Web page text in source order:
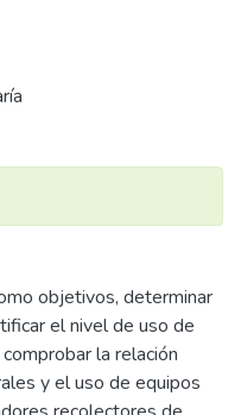
objetivos, determinar
el nivel de uso de
la relación
y el uso de equipos